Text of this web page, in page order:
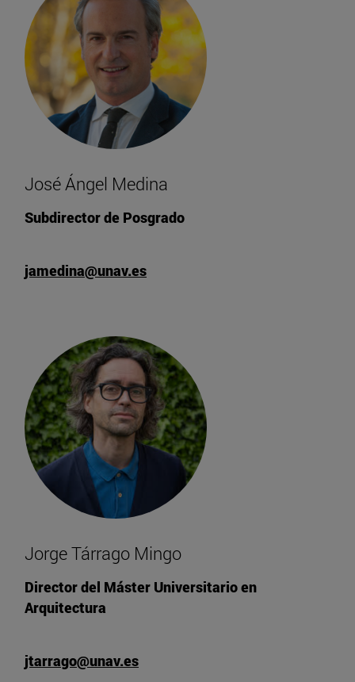
José Ángel Medina
Subdirector de Posgrado
jamedina@unav.es
Jorge Tárrago Mingo
Director del Máster Universitario en
Arquitectura
jtarrago@unav.es